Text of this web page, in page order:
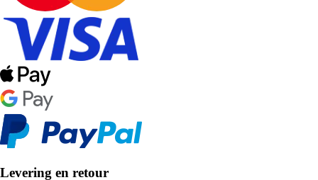
Levering en retour